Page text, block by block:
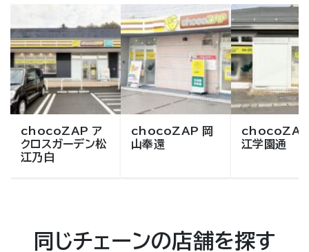
chocoZAP ア
クロスガーデン松
江乃白
chocoZAP 岡
山奉還
chocoZAP
江学園通
同じチェーンの店舗を探す